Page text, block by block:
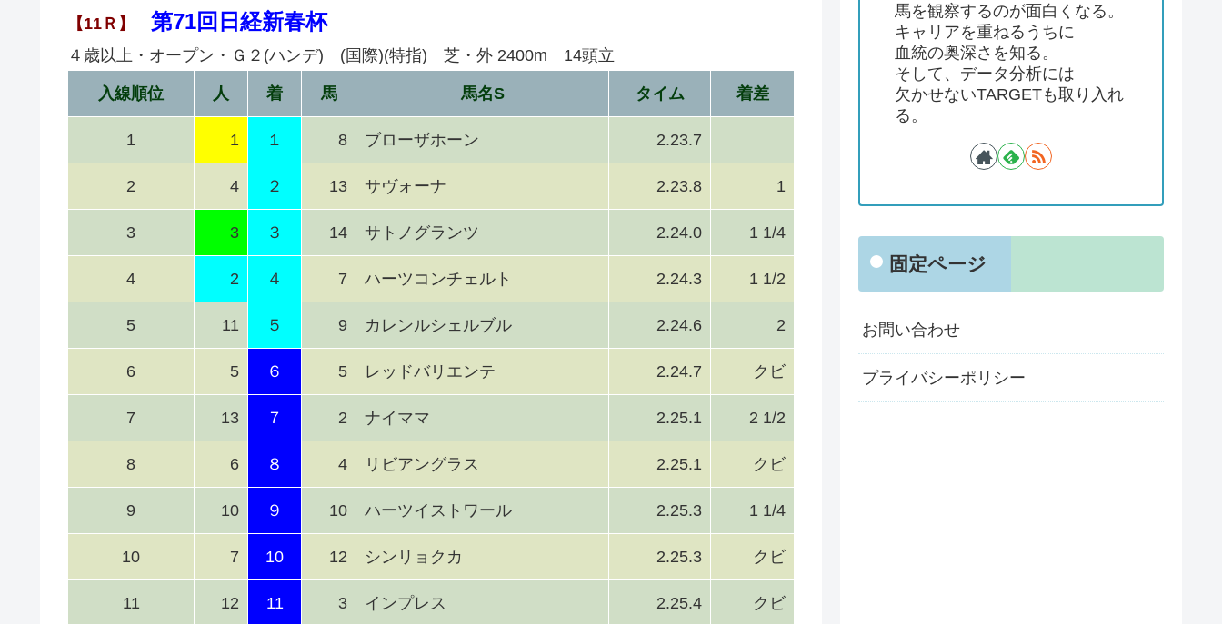
【11Ｒ】 第71回日経新春杯
４歳以上・オープン・Ｇ２(ハンデ) (国際)(特指) 芝・外 2400m 14頭立
入線順位 人 着 馬 馬名S タイム 着差
1 1 １ 8 ブローザホーン 2.23.7
2 4 ２ 13 サヴォーナ 2.23.8 1
3 3 ３ 14 サトノグランツ 2.24.0 1 1/4
4 2 ４ 7 ハーツコンチェルト 2.24.3 1 1/2
5 11 ５ 9 カレンルシェルブル 2.24.6 2
6 5 ６ 5 レッドバリエンテ 2.24.7 クビ
7 13 ７ 2 ナイママ 2.25.1 2 1/2
8 6 ８ 4 リビアングラス 2.25.1 クビ
9 10 ９ 10 ハーツイストワール 2.25.3 1 1/4
10 7 10 12 シンリョクカ 2.25.3 クビ
11 12 11 3 インプレス 2.25.4 クビ
馬を観察するのが面白くなる。
キャリアを重ねるうちに
血統の奥深さを知る。
そして、データ分析には
欠かせないTARGETも取り入れ
る。
固定ページ
お問い合わせ
プライバシーポリシー